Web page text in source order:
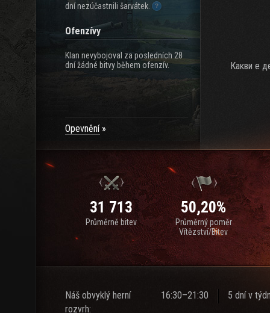
dní nezúčastnili šarvátek.
Ofenzívy
Klan nevybojoval za posledních 28
dní žádné bitvy během ofenzív.
Opevnění
Какви е
31 713
Průměrně bitev
50,20%
Průměrný poměr
Vítězství/Bitev
Náš obvyklý herní
rozvrh:
16:30–21:30 5 dní v